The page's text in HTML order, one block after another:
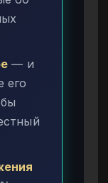
— и
его